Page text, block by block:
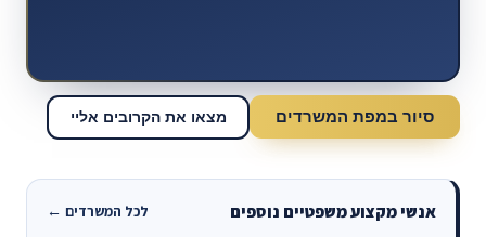
סיור במפת המשרדים מצאו את הקרובים אליי
אנשי מקצוע משפטיים נוספים לכל המשרדים ←